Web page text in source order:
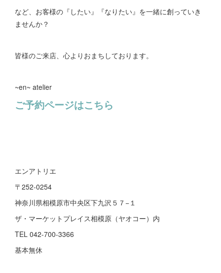
など、お客様の『したい』『なりたい』を一緒に創っていき
ませんか？
皆様のご来店、心よりおまちしております。
~en~ atelier
ご予約ページはこちら
エンアトリエ
〒252-0254
神奈川県相模原市中央区下九沢５７−１
ザ・マーケットプレイス相模原（ヤオコー）内
TEL 042-700-3366
基本無休